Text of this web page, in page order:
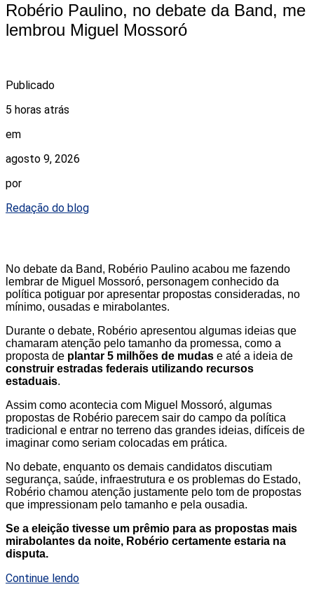
Robério Paulino, no debate da Band, me
lembrou Miguel Mossoró
Publicado
5 horas atrás
em
agosto 9, 2026
por
Redação do blog
No debate da Band, Robério Paulino acabou me fazendo
lembrar de Miguel Mossoró, personagem conhecido da
política potiguar por apresentar propostas consideradas, no
mínimo, ousadas e mirabolantes.
Durante o debate, Robério apresentou algumas ideias que
chamaram atenção pelo tamanho da promessa, como a
proposta de plantar 5 milhões de mudas e até a ideia de
construir estradas federais utilizando recursos
estaduais.
Assim como acontecia com Miguel Mossoró, algumas
propostas de Robério parecem sair do campo da política
tradicional e entrar no terreno das grandes ideias, difíceis de
imaginar como seriam colocadas em prática.
No debate, enquanto os demais candidatos discutiam
segurança, saúde, infraestrutura e os problemas do Estado,
Robério chamou atenção justamente pelo tom de propostas
que impressionam pelo tamanho e pela ousadia.
Se a eleição tivesse um prêmio para as propostas mais
mirabolantes da noite, Robério certamente estaria na
disputa.
Continue lendo